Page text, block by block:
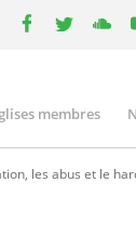
membres
les abus et le